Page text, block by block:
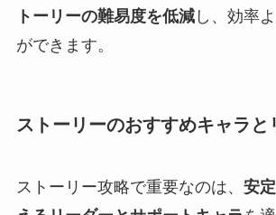
トーリーの難易度を低減し、効率
ができます。
ストーリーのおすすめキャラと
ストーリー攻略で重要なのは、 安